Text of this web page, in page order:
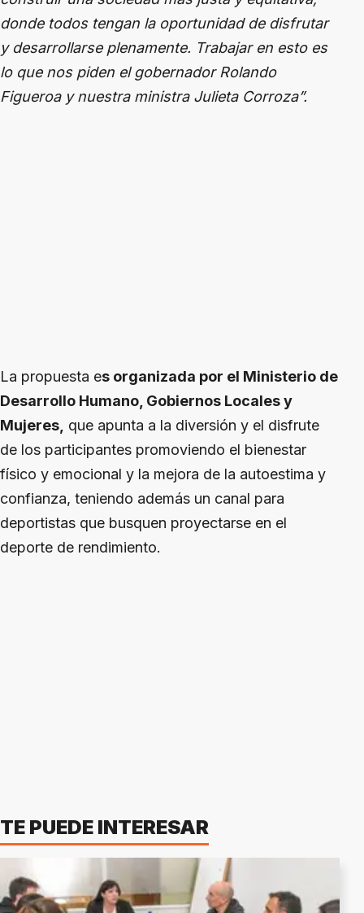
donde todos tengan la oportunidad de disfrutar
y desarrollarse plenamente. Trabajar en esto es
lo que nos piden el gobernador Rolando
Figueroa y nuestra ministra Julieta Corroza”.
La propuesta es organizada por el Ministerio de
Desarrollo Humano, Gobiernos Locales y
Mujeres, que apunta a la diversión y el disfrute
de los participantes promoviendo el bienestar
físico y emocional y la mejora de la autoestima y
confianza, teniendo además un canal para
deportistas que busquen proyectarse en el
deporte de rendimiento.
TE PUEDE INTERESAR